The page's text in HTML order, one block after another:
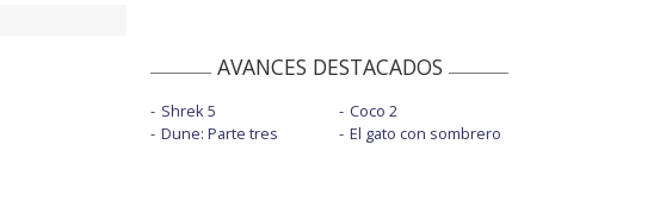
AVANCES DESTACADOS
Shrek 5
Dune: Parte tres
Coco 2
El gato con sombrero